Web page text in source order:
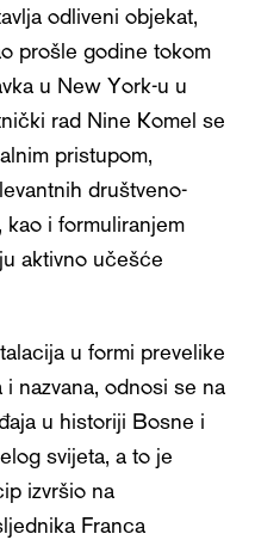
odliveni objekat,
prošle godine tokom
u New York-u u
rad Nine Komel se
pristupom,
društveno-
i formuliranjem
aktivno učešće
u formi prevelike
nazvana, odnosi se na
u historiji Bosne i
svijeta, a to je
izvršio na
Franca